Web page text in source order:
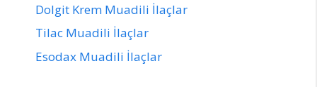
Dolgit Krem Muadili İlaçlar
Tilac Muadili İlaçlar
Esodax Muadili İlaçlar